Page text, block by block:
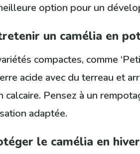
option pour un
un camélia en
compactes, comme
acide avec du terreau et
calcaire. Pensez à un
adaptée.
le camélia en